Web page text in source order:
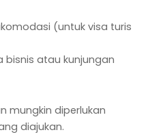
(untuk visa turis
bisnis atau kunjungan
mungkin diperlukan
diajukan.